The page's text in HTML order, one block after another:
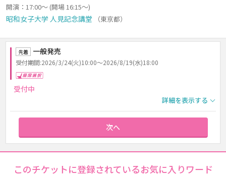
開演：17:00～ (開場 16:15～)
昭和女子大学 人見記念講堂 （東京都）
先着 一般発売
受付期間:2026/3/24(火)10:00～2026/8/19(水)18:00
受付中
詳細を表示する
次へ
このチケットに登録されているお気に入りワード